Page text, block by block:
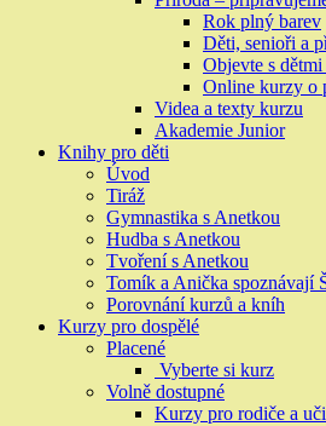
Rok plný barev
Děti, senioři a
Objevte s
Online kurzy o
Videa a texty kurzu
Akademie Junior
Knihy pro děti
Úvod
Tiráž
Gymnastika s Anetkou
Hudba s Anetkou
Tvoření s Anetkou
Tomík a Anička spoznávají
Porovnání kurzů a kníh
Kurzy pro dospělé
Placené
Vyberte si kurz
Volně dostupné
Kurzy pro rodiče a